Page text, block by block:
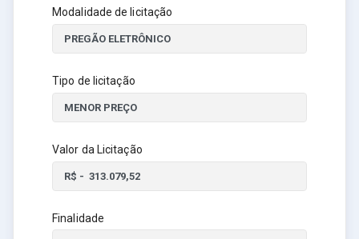
Modalidade de licitação
Tipo de licitação
Valor da Licitação
Finalidade